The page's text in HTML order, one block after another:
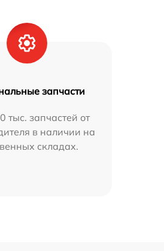
запчасти
тыс. запчастей от
в наличии на
складах.